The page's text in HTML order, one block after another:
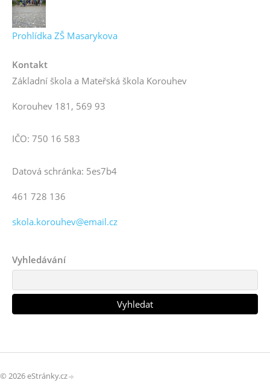
Prohlídka ZŠ Masarykova
Kontakt
Základní škola a Mateřská škola Korouhev
Korouhev 181, 569 93
IČO: 750 16 583
Datová schránka: 5es7b4
461 728 136
skola.korouhev@email.cz
Vyhledávání
© 2026 eStránky.cz